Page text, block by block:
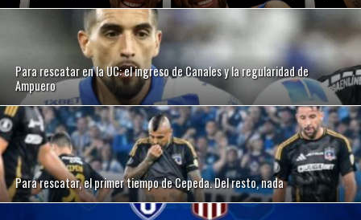
Para rescatar en la UC: el ingreso de Canales y la regularidad de
Ampuero
Para rescatar, el primer tiempo de Cepeda. Del resto, nada